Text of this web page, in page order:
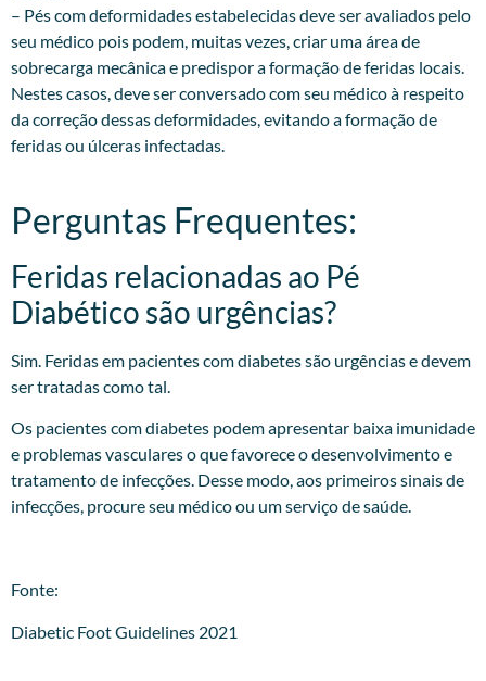
– Pés com deformidades estabelecidas deve ser avaliados pelo
seu médico pois podem, muitas vezes, criar uma área de
sobrecarga mecânica e predispor a formação de feridas locais.
Nestes casos, deve ser conversado com seu médico à respeito
da correção dessas deformidades, evitando a formação de
feridas ou úlceras infectadas.
Perguntas Frequentes:
Feridas relacionadas ao Pé
Diabético são urgências?
Sim. Feridas em pacientes com diabetes são urgências e devem
ser tratadas como tal.
Os pacientes com diabetes podem apresentar baixa imunidade
e problemas vasculares o que favorece o desenvolvimento e
tratamento de infecções. Desse modo, aos primeiros sinais de
infecções, procure seu médico ou um serviço de saúde.
Fonte:
Diabetic Foot Guidelines 2021